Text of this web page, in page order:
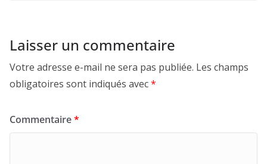
Laisser un commentaire
Votre adresse e-mail ne sera pas publiée. Les champs
obligatoires sont indiqués avec*
Commentaire*